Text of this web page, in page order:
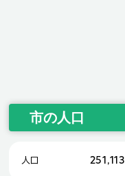
市の人口
人口 251,113